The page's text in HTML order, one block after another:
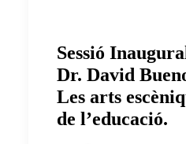
Sessió
Dr. David
Les arts
de l’educació.